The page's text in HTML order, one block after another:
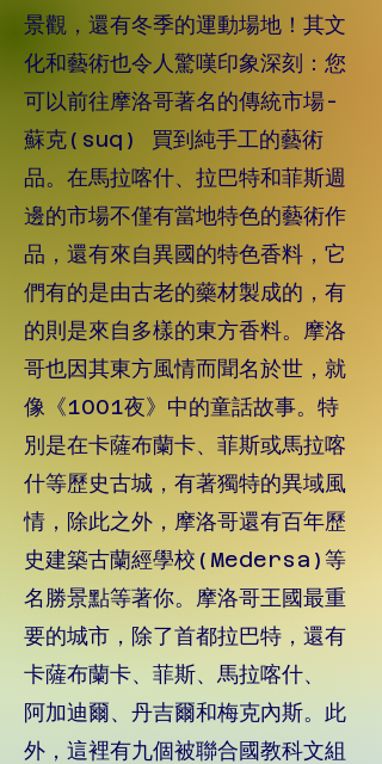
景觀，還有冬季的運動場地！其文
化和藝術也令人驚嘆印象深刻：您
可以前往摩洛哥著名的傳統市場-
蘇克(suq) 買到純手工的藝術
品。在馬拉喀什、拉巴特和菲斯週
邊的市場不僅有當地特色的藝術作
品，還有來自異國的特色香料，它
們有的是由古老的藥材製成的，有
的則是來自多樣的東方香料。摩洛
哥也因其東方風情而聞名於世，就
像《1001夜》中的童話故事。特
別是在卡薩布蘭卡、菲斯或馬拉喀
什等歷史古城，有著獨特的異域風
情，除此之外，摩洛哥還有百年歷
史建築古蘭經學校(Medersa)等
名勝景點等著你。摩洛哥王國最重
要的城市，除了首都拉巴特，還有
卡薩布蘭卡、菲斯、馬拉喀什、
阿加迪爾、丹吉爾和梅克內斯。此
外，這裡有九個被聯合國教科文組